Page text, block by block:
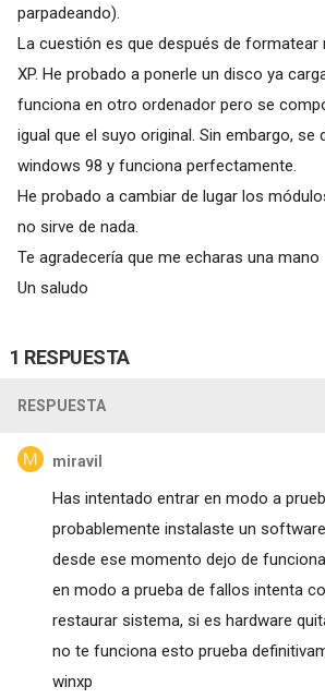
parpadeando).
La cuestión es que después de formatear
XP. He probado a ponerle un disco ya
funciona en otro ordenador pero se
igual que el suyo original. Sin embargo, se
windows 98 y funciona perfectamente.
He probado a cambiar de lugar los
no sirve de nada.
Te agradecería que me echaras una mano
Un saludo
1 RESPUESTA
RESPUESTA
miravil
Has intentado entrar en modo a
probablemente instalaste un
desde ese momento dejo de
en modo a prueba de fallos intenta
restaurar sistema, si es hardware
no te funciona esto prueba
winxp